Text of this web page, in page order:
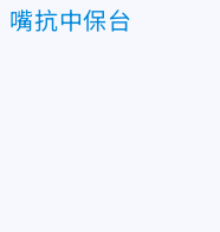
嘴抗中保台